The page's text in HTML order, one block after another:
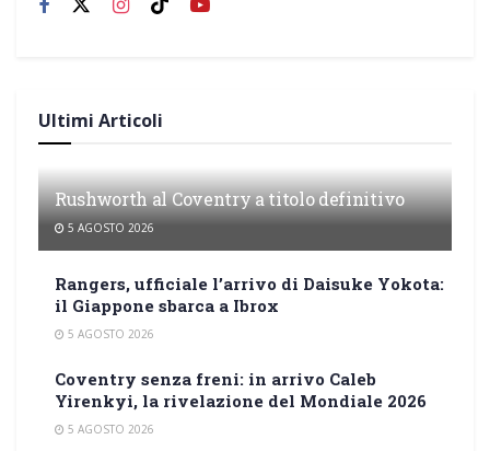
Ultimi Articoli
Rushworth al Coventry a titolo definitivo
5 AGOSTO 2026
Rangers, ufficiale l’arrivo di Daisuke Yokota:
il Giappone sbarca a Ibrox
5 AGOSTO 2026
Coventry senza freni: in arrivo Caleb
Yirenkyi, la rivelazione del Mondiale 2026
5 AGOSTO 2026